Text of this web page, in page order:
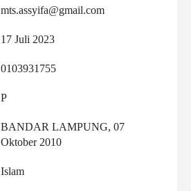
mts.assyifa@gmail.com
17 Juli 2023
0103931755
P
BANDAR LAMPUNG, 07
Oktober 2010
Islam